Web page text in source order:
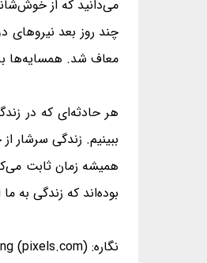
می‌دانید که از
چند روز بعد نیروهای
معاف شد. همسایه‌ها
هر حادثه‌ای که در
ببینیم. زندگی سرشار
همیشه زمان ثابت
بوده‌اند که زندگی به
نگاره: David Stribbling (pixels.com)